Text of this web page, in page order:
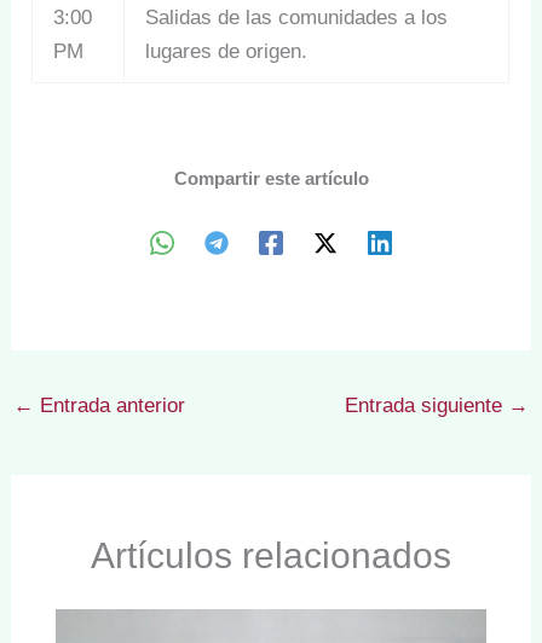
3:00
PM
Salidas de las comunidades a los
lugares de origen.
Compartir este artículo
← Entrada anterior Entrada siguiente →
Artículos relacionados